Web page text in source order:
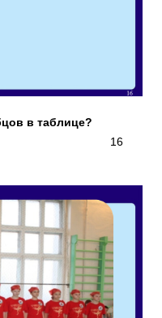
в таблице?
16